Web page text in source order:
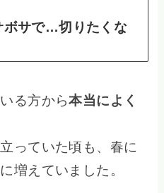
ボサで…切りたくな
る方から本当によく
っていた頃も、春に
増えていました。